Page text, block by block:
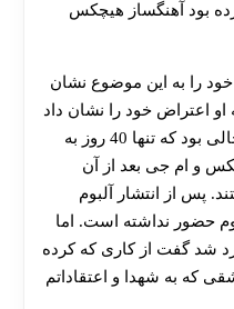
بود آهنگساز هیچکس
را به این موضوع نشان
اعتراض خود را نشان داد
و به او طعنه زد. این ماجراها در حالی بود که تنها 40 روز به
و ام جی بعد از آن
پس از انتشار آلبوم
حضور نداشته است. اما
شد گفت از کاری که کرده
که به شهدا و اعتقاداتم